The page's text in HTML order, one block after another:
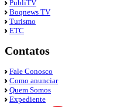
PubliTV
Boqnews TV
Turismo
ETC
Contatos
Fale Conosco
Como anunciar
Quem Somos
Expediente